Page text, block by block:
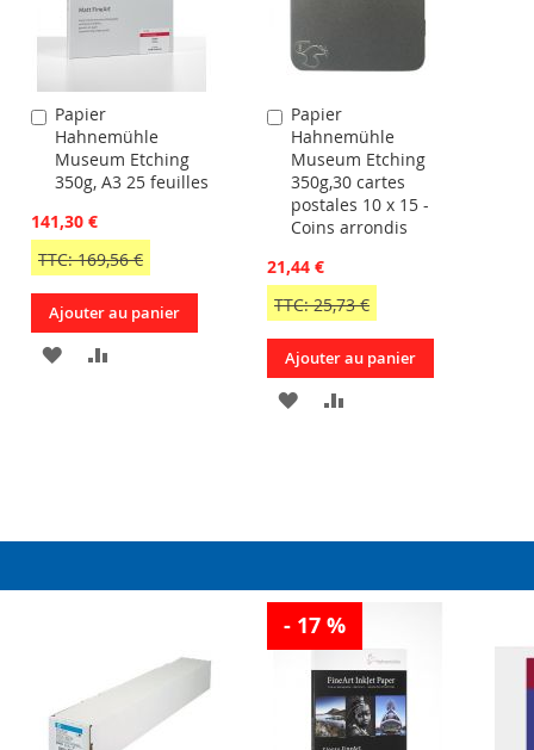
Papier
Hahnemühle
Museum Etching
350g, A3 25 feuilles
141,30 €
TTC: 169,56 €
Ajouter
au
panier
Ajouter au panier
AJOUTER
Papier
Hahnemühle
Museum Etching
350g,30 cartes
postales 10 x 15 -
Coins arrondis
21,44 €
TTC: 25,73 €
Ajouter
au
panier
Ajouter au panier
AJOUTER
- 17 %